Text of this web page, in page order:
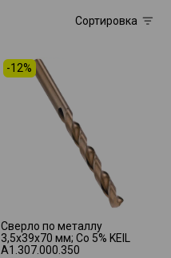
Сортировка
-12%
Сверло по металлу
3,5x39x70 мм; Co 5% KEIL
A1.307.000.350